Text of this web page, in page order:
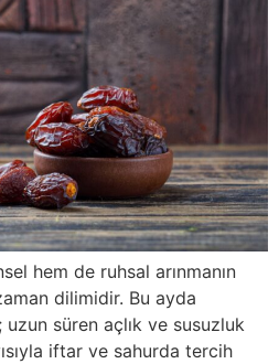
hem de ruhsal arınmanın
dilimidir. Bu ayda
süren açlık ve susuzluk
iftar ve sahurda tercih